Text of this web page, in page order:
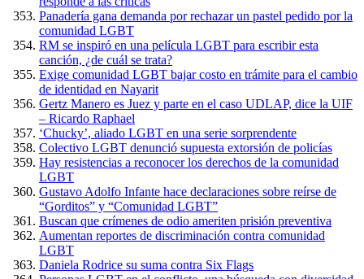
Panadería gana demanda por rechazar un pastel pedido por la
comunidad LGBT
RM se inspiró en una película LGBT para escribir esta
canción, ¿de cuál se trata?
Exige comunidad LGBT bajar costo en trámite para el cambio
de identidad en Nayarit
Gertz Manero es Juez y parte en el caso UDLAP, dice la UIF
– Ricardo Raphael
‘Chucky’, aliado LGBT en una serie sorprendente
Colectivo LGBT denunció supuesta extorsión de policías
Hay resistencias a reconocer los derechos de la comunidad
LGBT
Gustavo Adolfo Infante hace declaraciones sobre reírse de
“Gorditos” y “Comunidad LGBT”
Buscan que crímenes de odio ameriten prisión preventiva
Aumentan reportes de discriminación contra comunidad
LGBT
Daniela Rodrice su suma contra Six Flags